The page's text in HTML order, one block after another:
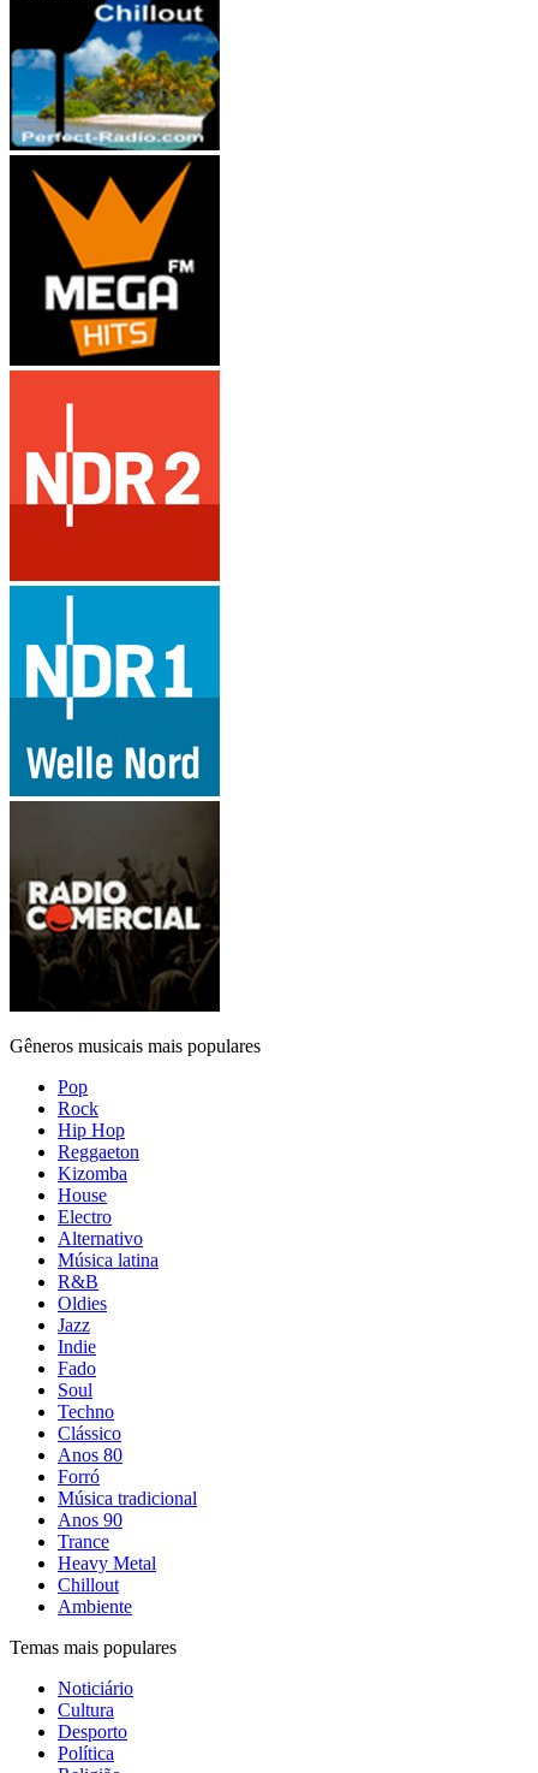
Gêneros musicais mais populares
Pop
Rock
Hip Hop
Reggaeton
Kizomba
House
Electro
Alternativo
Música latina
R&B
Oldies
Jazz
Indie
Fado
Soul
Techno
Clássico
Anos 80
Forró
Música tradicional
Anos 90
Trance
Heavy Metal
Chillout
Ambiente
Temas mais populares
Noticiário
Cultura
Desporto
Política